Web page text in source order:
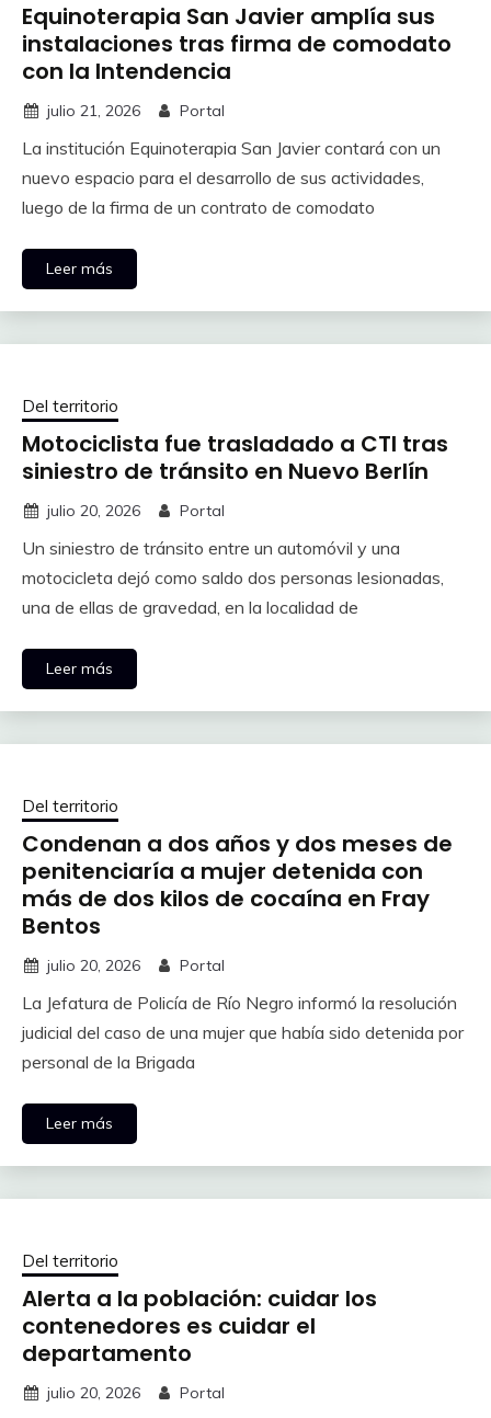
Equinoterapia San Javier amplía sus
instalaciones tras firma de comodato
con la Intendencia
julio 21, 2026 Portal
La institución Equinoterapia San Javier contará con un
nuevo espacio para el desarrollo de sus actividades,
luego de la firma de un contrato de comodato
Leer más
Del territorio
Motociclista fue trasladado a CTI tras
siniestro de tránsito en Nuevo Berlín
julio 20, 2026 Portal
Un siniestro de tránsito entre un automóvil y una
motocicleta dejó como saldo dos personas lesionadas,
una de ellas de gravedad, en la localidad de
Leer más
Del territorio
Condenan a dos años y dos meses de
penitenciaría a mujer detenida con
más de dos kilos de cocaína en Fray
Bentos
julio 20, 2026 Portal
La Jefatura de Policía de Río Negro informó la resolución
judicial del caso de una mujer que había sido detenida por
personal de la Brigada
Leer más
Del territorio
Alerta a la población: cuidar los
contenedores es cuidar el
departamento
julio 20, 2026 Portal